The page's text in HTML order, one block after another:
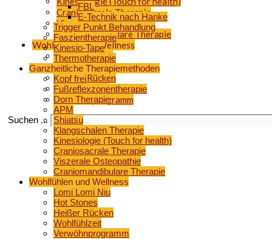
Craniosacrale Therapie
Viszerale Osteopathie
Craniomandibulare Therapie
Wohlfühlen und Wellness
Lomi Lomi Niu
Hot Stones
Heißer Rücken
Wohlfühlzeit
Verwöhnprogramm
Suchen ...
FBL
E-Technik nach Hanke
Trigger Punkt Behandlung
Faszientherapie
Kinesio-Tape
Thermotherapie
Ganzheitliche Therapiemethoden
Kopf frei
Fußreflexzonentherapie
Dorn Therapie
APM
Shiatsu
Klangschalen Therapie
Kinesiologie (Touch for health)
Craniosacrale Therapie
Viszerale Osteopathie
Craniomandibulare Therapie
Wohlfühlen und Wellness
Lomi Lomi Niu
Hot Stones
Heißer Rücken
Wohlfühlzeit
Verwöhnprogramm